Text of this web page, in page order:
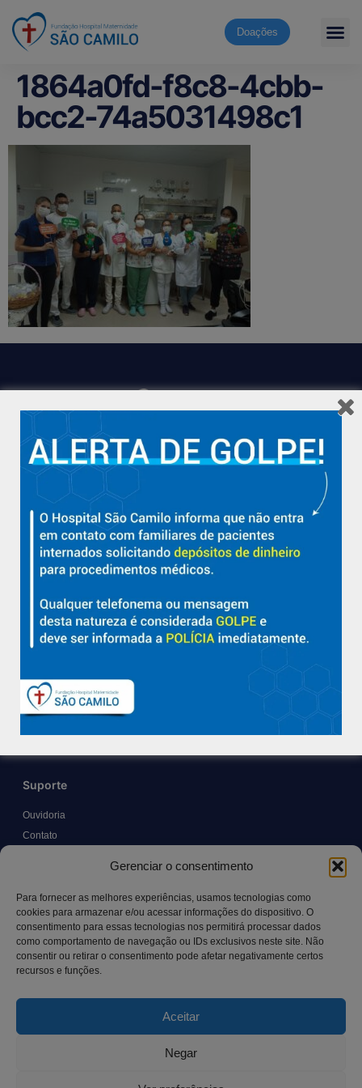
Gerenciar o consentimento
Para fornecer as melhores experiências, usamos tecnologias como
cookies para armazenar e/ou acessar informações do dispositivo. O
consentimento para essas tecnologias nos permitirá processar dados
como comportamento de navegação ou IDs exclusivos neste site. Não
consentir ou retirar o consentimento pode afetar negativamente certos
recursos e funções.
Aceitar
Negar
Doações
1864a0fd-f8c8-4cbb-
bcc2-74a5031498c1
Hospital São Camilo – há mais de 50 anos cuidando da saúde
com qualidade, acolhimento e compromisso com a vida em
Sobre
Nossa História e Fundador
Políticas e Normas
Trabalhe Conosco
Suporte
Ouvidoria
Contato
Canal LGPD e Segurança da Informação
Contato